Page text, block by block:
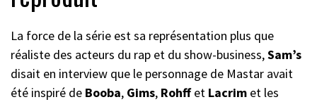
La force de la série est sa représentation plus que
réaliste des acteurs du rap et du show-business,Sam’s
disait en interview que le personnage de Mastar avait
été inspiré de Booba, Gims, Rohffet Lacrim et les